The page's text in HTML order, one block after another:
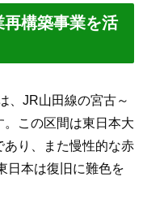
構築事業を活
、JR山田線の宮古～
この区間は東日本大
り、また慢性的な赤
日本は復旧に難色を